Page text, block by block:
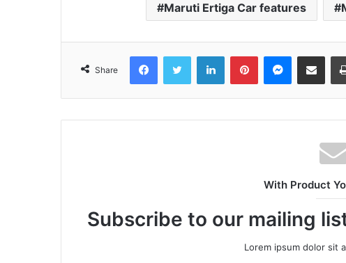
Maruti Ertiga Car features
Share
FacebookTwitter LinkedInPinterestMessenger
Share via Email
With Product
Subscribe to our mailing
Lorem ipsum dolor sit